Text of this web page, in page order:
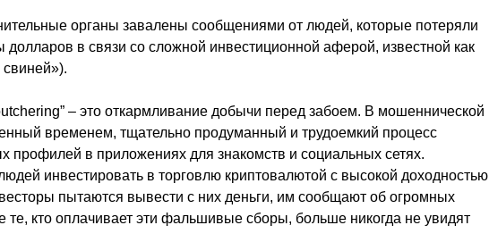
органы завалены сообщениями от людей, которые потеряли
в связи со сложной инвестиционной аферой, известной как
свиней»).
– это откармливание добычи перед забоем. В мошеннической
временем, тщательно продуманный и трудоемкий процесс
профилей в приложениях для знакомств и социальных сетях.
инвестировать в торговлю криптовалютой с высокой доходностью
пытаются вывести с них деньги, им сообщают об огромных
те, кто оплачивает эти фальшивые сборы, больше никогда не увидят